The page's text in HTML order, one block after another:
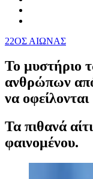
22ΟΣ ΑΙΩΝΑΣ
Το μυστήριο
ανθρώπων
να οφείλονται
Τα πιθανά
φαινομένου.